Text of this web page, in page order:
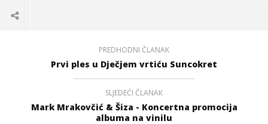
PREDHODNI ČLANAK
Prvi ples u Dječjem vrtiću Suncokret
SLJEDEĆI ČLANAK
Mark Mrakovčić & Šiza - Koncertna promocija
albuma na vinilu